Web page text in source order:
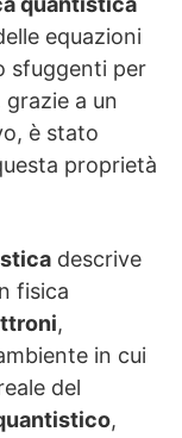
equazioni
sfuggenti per
a un
è stato
proprietà
descrive
fisica
,
in cui
del
,